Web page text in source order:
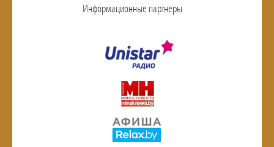
Информационные партнеры